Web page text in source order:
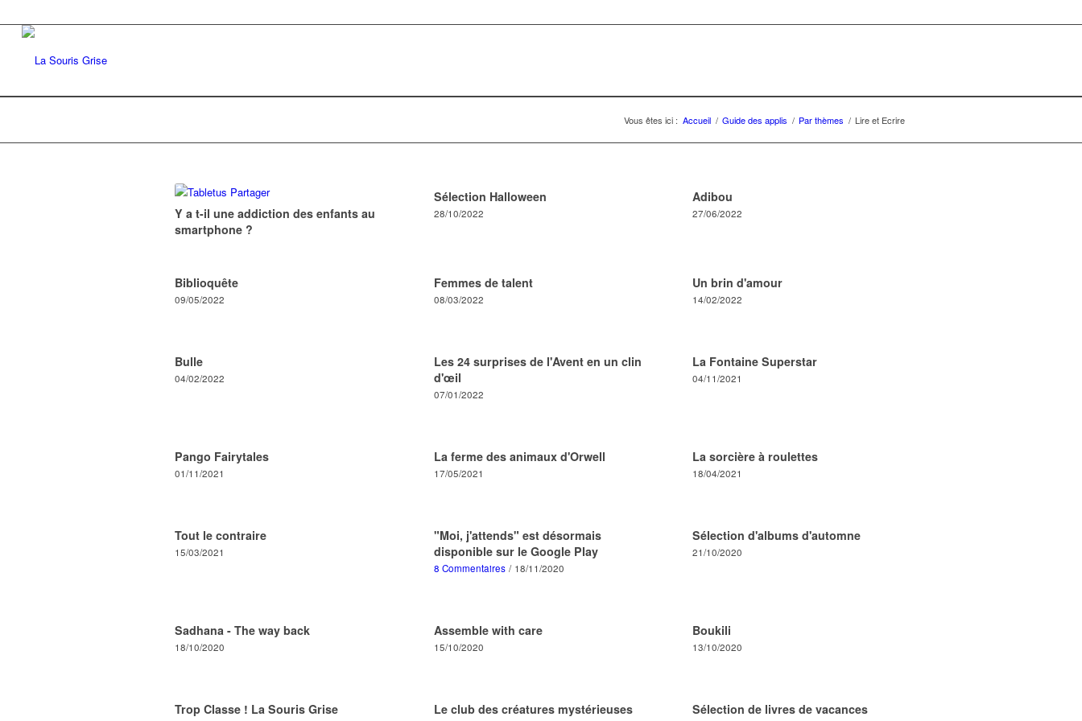
Vous êtes ici : Accueil / Guide des applis / Par thèmes / Lire et Ecrire
Y a t-il une addiction des enfants au
smartphone ?
Sélection Halloween
28/10/2022
Adibou
27/06/2022
Biblioquête
09/05/2022
Femmes de talent
08/03/2022
Un brin d'amour
14/02/2022
Bulle
04/02/2022
Les 24 surprises de l'Avent en un clin
d'œil
07/01/2022
La Fontaine Superstar
04/11/2021
Pango Fairytales
01/11/2021
La ferme des animaux d'Orwell
17/05/2021
La sorcière à roulettes
18/04/2021
Tout le contraire
15/03/2021
"Moi, j'attends" est désormais
disponible sur le Google Play
8 Commentaires / 18/11/2020
Sélection d'albums d'automne
21/10/2020
Sadhana - The way back
18/10/2020
Assemble with care
15/10/2020
Boukili
13/10/2020
Trop Classe ! La Souris Grise
Le club des créatures mystérieuses Sélection de livres de vacances